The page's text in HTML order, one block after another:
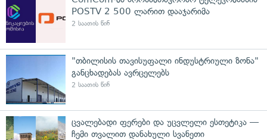
POSTV 2 500 ლარით დააჯარიმა
2 საათის წინ
"თბილისის თავისუფალი ინდუსტრიული ზონა"
განცხადებას ავრცელებს
2 საათის წინ
ცვალებადი ფერები და უცვლელი ესთეტიკა —
ჩემი თვალით დანახული სვანეთი